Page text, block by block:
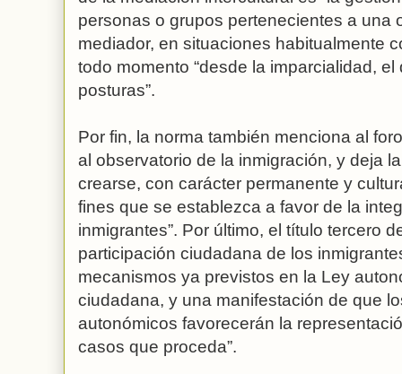
personas o grupos pertenecientes a una
mediador, en situaciones habitualmente
todo momento “desde la imparcialidad,
posturas”.
Por fin, la norma también menciona al
al observatorio de la inmigración, y deja
crearse, con carácter permanente y
fines que se establezca a favor de la
inmigrantes”. Por último, el título tercero
participación ciudadana de los
mecanismos ya previstos en la Ley
ciudadana, y una manifestación de que
autonómicos favorecerán la
casos que proceda”.